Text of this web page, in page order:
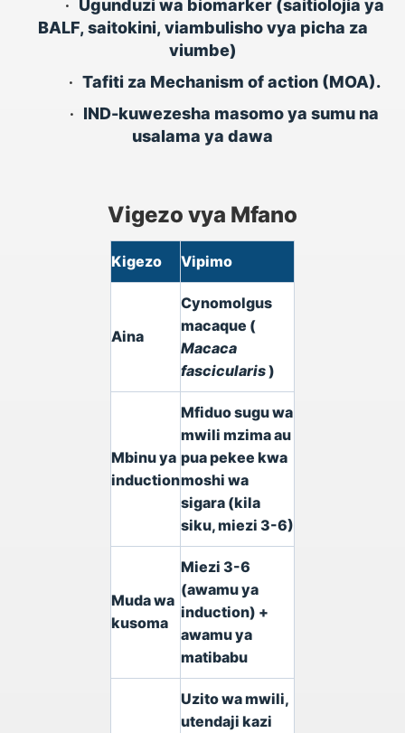
• Ugunduzi wa biomarker (saitiolojia ya
BALF, saitokini, viambulisho vya picha za
viumbe)
• Tafiti za Mechanism of action (MOA).
• IND-kuwezesha masomo ya sumu na
usalama ya dawa
Vigezo vya Mfano
Kigezo Vipimo
Aina
Cynomolgus
macaque (
Macaca
fascicularis)
Mbinu ya
induction
Mfiduo sugu wa
mwili mzima au
pua pekee kwa
moshi wa
sigara (kila
siku, miezi 3-6)
Muda wa
kusoma
Miezi 3-6
(awamu ya
induction) +
awamu ya
matibabu
Uzito wa mwili,
utendaji kazi